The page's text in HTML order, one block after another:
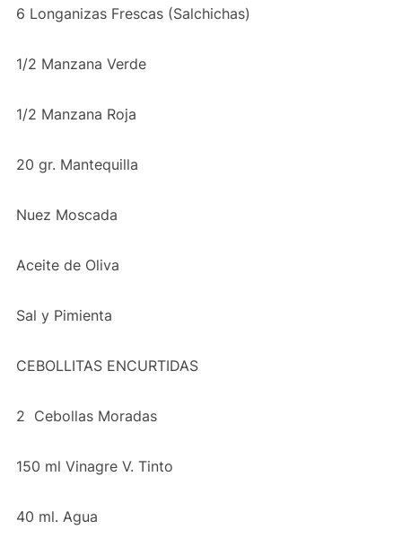
6 Longanizas Frescas (Salchichas)
1/2 Manzana Verde
1/2 Manzana Roja
20 gr. Mantequilla
Nuez Moscada
Aceite de Oliva
Sal y Pimienta
CEBOLLITAS ENCURTIDAS
2 Cebollas Moradas
150 ml Vinagre V. Tinto
40 ml. Agua